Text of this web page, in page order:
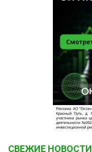
СВЕЖИЕ НОВОСТИ